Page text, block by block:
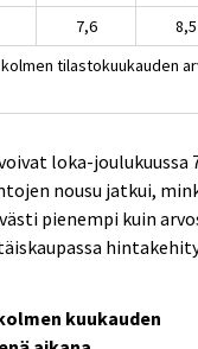
7,6
8,5
tilastokuukauden
loka-joulukuussa
nousu jatkui,
pienempi kuin
kuukauden